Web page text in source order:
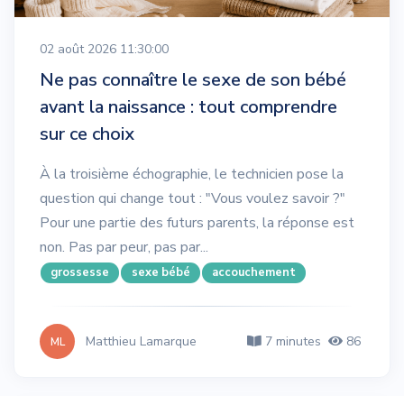
02 août 2026 11:30:00
Ne pas connaître le sexe de son bébé
avant la naissance : tout comprendre
sur ce choix
À la troisième échographie, le technicien pose la
question qui change tout : "Vous voulez savoir ?"
Pour une partie des futurs parents, la réponse est
non. Pas par peur, pas par...
grossesse sexe bébé accouchement
ML Matthieu Lamarque 7 minutes 86